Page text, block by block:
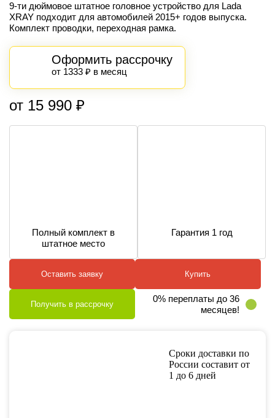
9-ти дюймовое штатное головное устройство для Lada
XRAY подходит для автомобилей 2015+ годов выпуска.
Комплект проводки, переходная рамка.
Оформить рассрочку
от 1333 ₽ в месяц
от 15 990 ₽
Полный комплект в
штатное место
Гарантия 1 год
Оставить заявку Купить
Получить в рассрочку
0% переплаты до 36
месяцев!
Сроки доставки по
России составит от
1 до 6 дней